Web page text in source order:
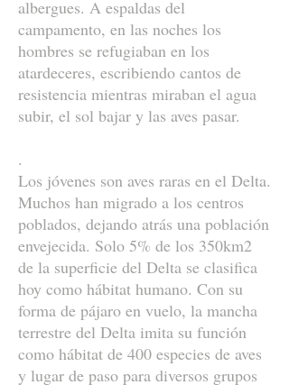
albergues. A espaldas del
campamento, en las noches los
hombres se refugiaban en los
atardeceres, escribiendo cantos de
resistencia mientras miraban el agua
subir, el sol bajar y las aves pasar.
.
Los jóvenes son aves raras en el Delta.
Muchos han migrado a los centros
poblados, dejando atrás una población
envejecida. Solo 5% de los 350km2
de la superficie del Delta se clasifica
hoy como hábitat humano. Con su
forma de pájaro en vuelo, la mancha
terrestre del Delta imita su función
como hábitat de 400 especies de aves
y lugar de paso para diversos grupos